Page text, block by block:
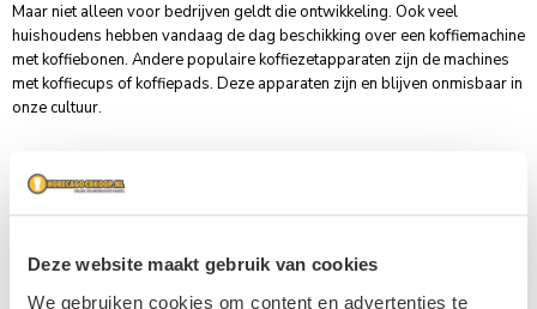
Deze website maakt gebruik van cookies
We gebruiken cookies om content en advertenties te
Maar niet alleen voor bedrijven geldt die ontwikkeling. Ook veel
huishoudens hebben vandaag de dag beschikking over een koffiemachine
met koffiebonen. Andere populaire koffiezetapparaten zijn de machines
met koffiecups of koffiepads. Deze apparaten zijn en blijven onmisbaar in
onze cultuur.
Cafeïne
Koffie wordt bereid op basis vanwateren gedroogde en gebrande
verslavende middel cafeïne. Discussie over de invloed van koffie op de
gezondheid blijft bestaan. Toch zou gematigde consumptie nog altijd